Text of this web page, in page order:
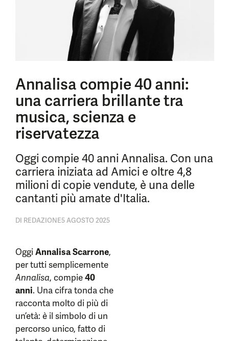
Annalisa compie 40 anni:
una carriera brillante tra
musica, scienza e
riservatezza
Oggi compie 40 anni Annalisa. Con una
carriera iniziata ad Amici e oltre 4,8
milioni di copie vendute, è una delle
cantanti più amate d'Italia.
DI REDAZIONE5 AGOSTO 2025
OggiAnnalisa Scarrone,
per tutti semplicemente
Annalisa, compie40
anni. Una cifra tonda che
racconta molto di più di
un’età: è il simbolo di un
percorso unico, fatto di